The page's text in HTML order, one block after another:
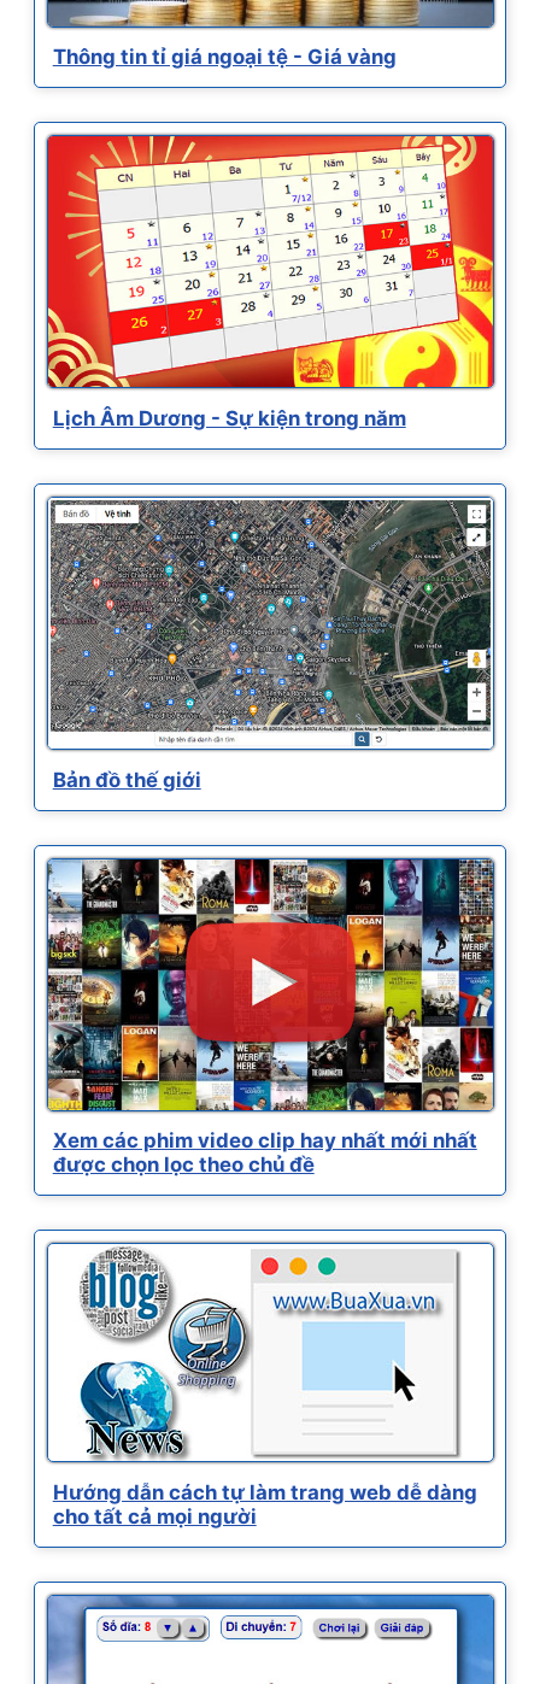
Thông tin tỉ giá ngoại tệ - Giá vàng
Lịch Âm Dương - Sự kiện trong năm
Bản đồ thế giới
Xem các phim video clip hay nhất mới nhất
được chọn lọc theo chủ đề
Hướng dẫn cách tự làm trang web dễ dàng
cho tất cả mọi người